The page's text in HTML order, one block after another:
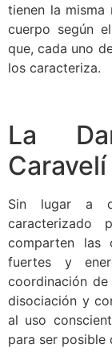
tienen la misma
cuerpo según
que, cada uno
los caracteriza.
La
Sin lugar a
caracterizado
comparten las
fuertes y
coordinación
disociación y
al uso
para ser posible